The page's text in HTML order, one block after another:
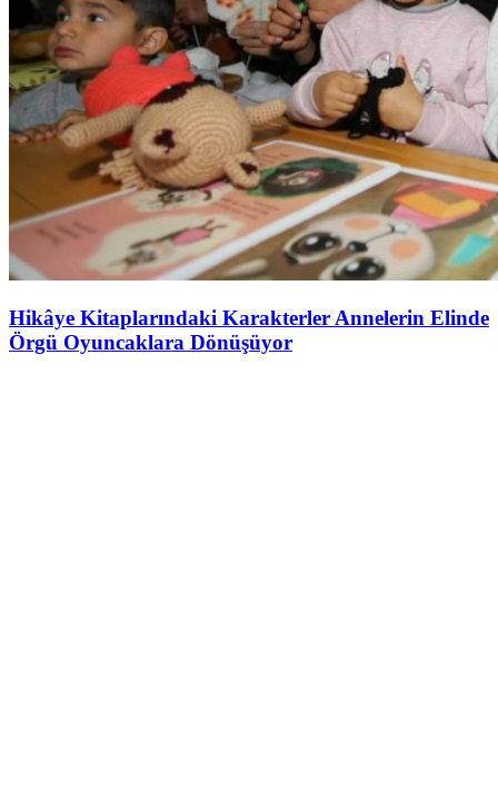
Hikâye Kitaplarındaki Karakterler Annelerin Elinde
Örgü Oyuncaklara Dönüşüyor